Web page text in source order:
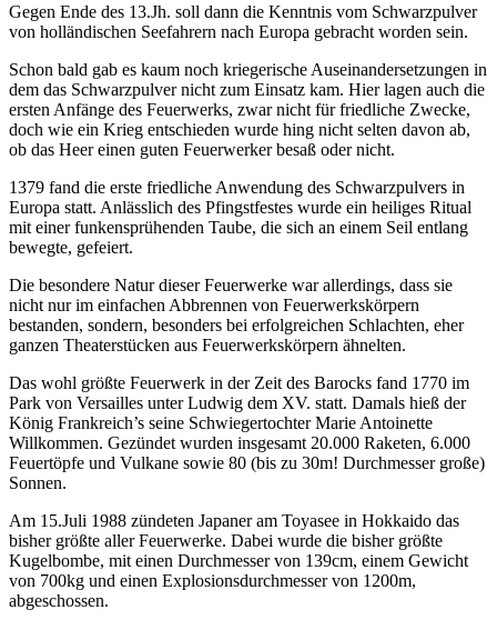
Gegen Ende des 13.Jh. soll dann die Kenntnis vom Schwarzpulver
von holländischen Seefahrern nach Europa gebracht worden sein.
Schon bald gab es kaum noch kriegerische Auseinandersetzungen in
dem das Schwarzpulver nicht zum Einsatz kam. Hier lagen auch die
ersten Anfänge des Feuerwerks, zwar nicht für friedliche Zwecke,
doch wie ein Krieg entschieden wurde hing nicht selten davon ab,
ob das Heer einen guten Feuerwerker besaß oder nicht.
1379 fand die erste friedliche Anwendung des Schwarzpulvers in
Europa statt. Anlässlich des Pfingstfestes wurde ein heiliges Ritual
mit einer funkensprühenden Taube, die sich an einem Seil entlang
bewegte, gefeiert.
Die besondere Natur dieser Feuerwerke war allerdings, dass sie
nicht nur im einfachen Abbrennen von Feuerwerkskörpern
bestanden, sondern, besonders bei erfolgreichen Schlachten, eher
ganzen Theaterstücken aus Feuerwerkskörpern ähnelten.
Das wohl größte Feuerwerk in der Zeit des Barocks fand 1770 im
Park von Versailles unter Ludwig dem XV. statt. Damals hieß der
König Frankreich’s seine Schwiegertochter Marie Antoinette
Willkommen. Gezündet wurden insgesamt 20.000 Raketen, 6.000
Feuertöpfe und Vulkane sowie 80 (bis zu 30m! Durchmesser große)
Sonnen.
Am 15.Juli 1988 zündeten Japaner am Toyasee in Hokkaido das
bisher größte aller Feuerwerke. Dabei wurde die bisher größte
Kugelbombe, mit einen Durchmesser von 139cm, einem Gewicht
von 700kg und einen Explosionsdurchmesser von 1200m,
abgeschossen.